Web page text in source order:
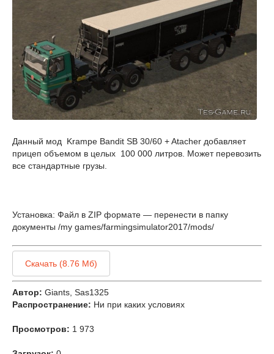
Данный мод Krampe Bandit SB 30/60 + Atacher добавляет
прицеп объемом в целых 100 000 литров. Может перевозить
все стандартные грузы.
Установка: Файл в ZIP формате — перенести в папку
документы /my games/farmingsimulator2017/mods/
Скачать (8.76 Мб)
Автор: Giants, Sas1325
Распространение: Ни при каких условиях
Просмотров: 1 973